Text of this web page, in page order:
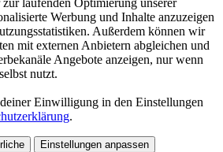
laufenden Optimierung unserer
Werbung und Inhalte anzuzeigen
Außerdem können wir
mit externen Anbietern abgleichen und
Angebote anzeigen, nur wenn
nutzt.
Einwilligung in den Einstellungen
.
Einstellungen anpassen